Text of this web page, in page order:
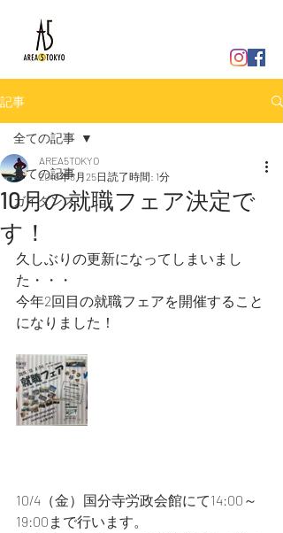
記事
全ての記事
ガイダンス
全ての記事
10月の就職フェア決定で
す！
AREA5TOKYO
2019年8月25日 読了時間: 1分
久しぶりの更新になってしまいまし
た・・・
今年2回目の就職フェアを開催すること
になりました！
10/4（金）国分寺労政会館にて14:00～
19:00まで行います。